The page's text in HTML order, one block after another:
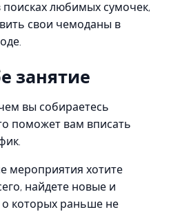
любимых сумочек,
свои чемоданы в
занятие
вы собираетесь
поможет вам вписать
мероприятия хотите
найдете новые и
которых раньше не